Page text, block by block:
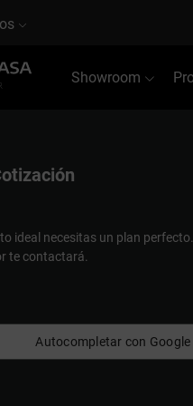
Showroom
ideal necesitas un plan perfecto.
te contactará.
Autocompletar con Google